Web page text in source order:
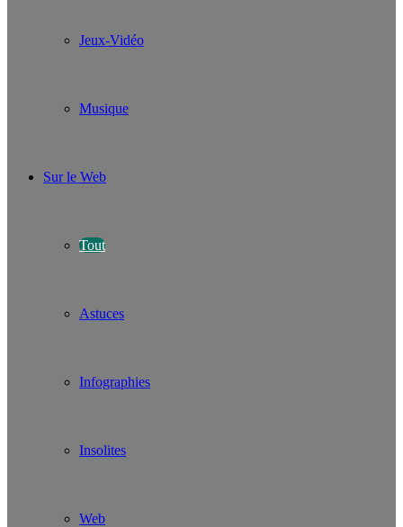
Jeux-Vidéo
Musique
Sur le Web
Tout
Astuces
Infographies
Insolites
Web